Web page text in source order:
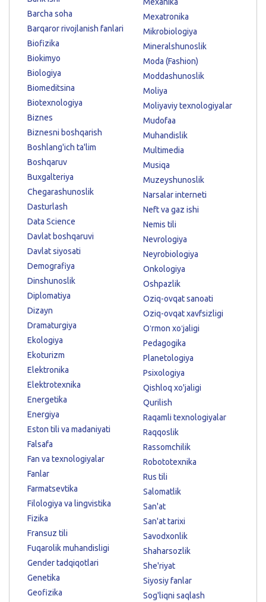
Barcha soha
Barqaror rivojlanish fanlari
Biofizika
Biokimyo
Biologiya
Biomeditsina
Biotexnologiya
Biznes
Biznesni boshqarish
Boshlang'ich ta'lim
Boshqaruv
Buxgalteriya
Chegarashunoslik
Dasturlash
Data Science
Davlat boshqaruvi
Davlat siyosati
Demografiya
Dinshunoslik
Diplomatiya
Dizayn
Dramaturgiya
Ekologiya
Ekoturizm
Elektronika
Elektrotexnika
Energetika
Energiya
Eston tili va madaniyati
Falsafa
Fan va texnologiyalar
Fanlar
Farmatsevtika
Filologiya va lingvistika
Fizika
Fransuz tili
Fuqarolik muhandisligi
Gender tadqiqotlari
Genetika
Geofizika
Mexanika
Mexatronika
Mikrobiologiya
Mineralshunoslik
Moda (Fashion)
Moddashunoslik
Moliya
Moliyaviy texnologiyalar
Mudofaa
Muhandislik
Multimedia
Musiqa
Muzeyshunoslik
Narsalar interneti
Neft va gaz ishi
Nemis tili
Nevrologiya
Neyrobiologiya
Onkologiya
Oshpazlik
Oziq-ovqat sanoati
Oziq-ovqat xavfsizligi
Oʻrmon xoʻjaligi
Pedagogika
Planetologiya
Psixologiya
Qishloq xo'jaligi
Qurilish
Raqamli texnologiyalar
Raqqoslik
Rassomchilik
Robototexnika
Rus tili
Salomatlik
San'at
San'at tarixi
Savodxonlik
Shaharsozlik
She'riyat
Siyosiy fanlar
Sog'liqni saqlash